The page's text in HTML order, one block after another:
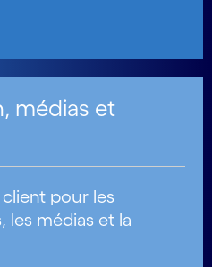
médias et
pour les
les médias et la